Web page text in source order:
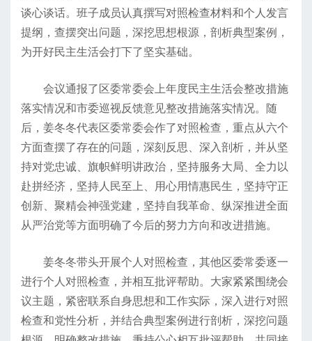
谈心谈话。班子成员认真撰写对照检查材料和个人发言
提纲，查摆突出问题，深挖思想根源，剖析典型案例，
为开好民主生活会打下了坚实基础。
会议通报了区委常委会上年度民主生活会整改措施
落实情况和市委巡视反馈意见整改措施落实情况。随
后，姜冬冬代表区委常委会作了对照检查，重点从六个
方面查摆了存在的问题，深刻反思、深入剖析，并从坚
持对党忠诚、旗帜鲜明讲政治，坚持服务大局、全力以
赴拼经济，坚持人民至上、用心用情惠民生，坚持守正
创新、聚精会神强党建，坚持自我革命、纵深推进全面
从严治党等方面明确了今后的努力方向和改进措施。
姜冬冬带头开展个人对照检查，其他区委常委逐一
进行个人对照检查，并相互批评帮助。大家紧紧围绕会
议主题，紧密联系自身思想和工作实际，深入进行对照
检查和党性分析，并结合典型案例进行剖析，深挖问题